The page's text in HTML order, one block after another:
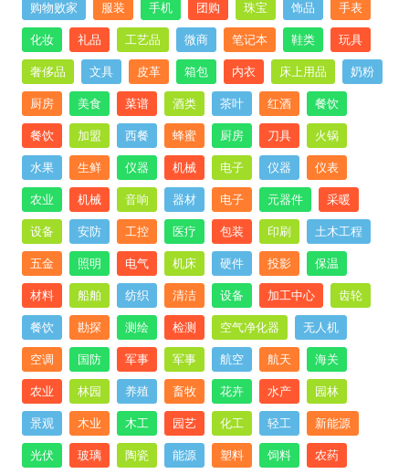
购物败家 服装 手机 团购 珠宝 饰品 手表
化妆 礼品 工艺品 微商 笔记本 鞋类 玩具
奢侈品 文具 皮革 箱包 内衣 床上用品 奶粉
厨房 美食 菜谱 酒类 茶叶 红酒 餐饮
餐饮 加盟 西餐 蜂蜜 厨房 刀具 火锅
水果 生鲜 仪器 机械 电子 仪器 仪表
农业 机械 音响 器材 电子 元器件 采暖
设备 安防 工控 医疗 包装 印刷 土木工程
五金 照明 电气 机床 硬件 投影 保温
材料 船舶 纺织 清洁 设备 加工中心 齿轮
餐饮 勘探 测绘 检测 空气净化器 无人机
空调 国防 军事 军事 航空 航天 海关
农业 林园 养殖 畜牧 花卉 水产 园林
景观 木业 木工 园艺 化工 轻工 新能源
光伏 玻璃 陶瓷 能源 塑料 饲料 农药